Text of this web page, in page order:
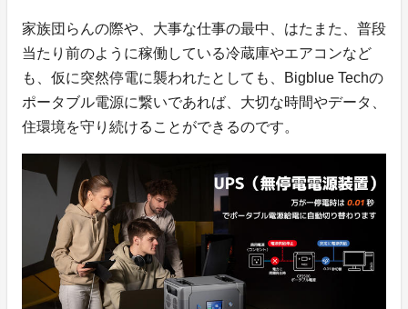
家族団らんの際や、大事な仕事の最中、はたまた、普段
当たり前のように稼働している冷蔵庫やエアコンなど
も、仮に突然停電に襲われたとしても、Bigblue Techの
ポータブル電源に繋いであれば、大切な時間やデータ、
住環境を守り続けることができるのです。